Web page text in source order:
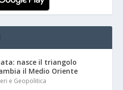
nasce il triangolo
il Medio Oriente
e Geopolitica